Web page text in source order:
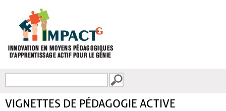
FORMULAIRE DE
VIGNETTES DE PÉDAGOGIE ACTIVE